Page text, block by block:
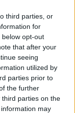
third parties, or
for
opt-out
that after your
seeing
utilized by
parties prior to
the further
parties on the
may